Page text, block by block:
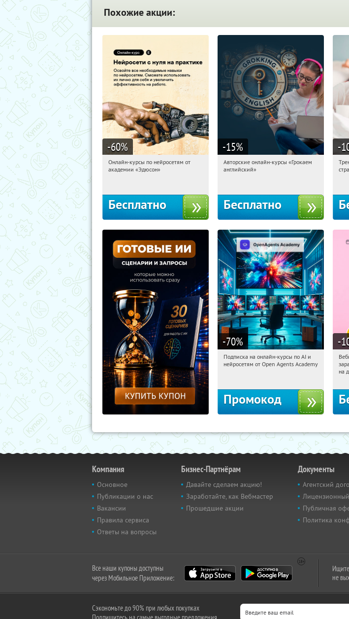
Похожие акции:
-60%
13:35:23 Получили:
Онлайн-курсы по нейросетям от
академии «Эдюсон»
Бесплатно
-15%
13:35:23 Получили:
Авторские онлайн-курсы «Грокаем
английский»
Бесплатно
-
-70%
13:35:23 Получили:
Подписка на онлайн-курсы по AI и
нейросетям от Open Agents Academy
Промокод
-
на
Компания
Основное
Публикации о нас
Вакансии
Правила сервиса
Ответы на вопросы
Бизнес-Партнёрам
Давайте сделаем акцию!
Заработайте, как Вебмастер
Прошедшие акции
Документы
Агентский
Публичная
Политика
Все наши купоны доступны
через Мобильное Приложение:
не
Сэкономьте до 90% при любых покупках